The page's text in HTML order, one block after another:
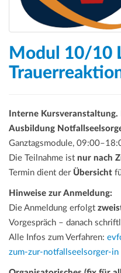
Modul 10/10
Interne Kursveranstaltung.
Ausbildung
Ganztagsmodule,
Die Teilnahme ist nur nach
Termin dient der Übersicht
Hinweise zur Anmeldung:
Die Anmeldung erfolgt
Vorgespräch – danach
Alle Infos zum Verfahren:
zum-zur-notfallseelsorger-in